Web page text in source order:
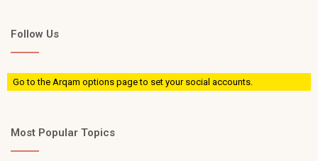
Follow Us
Go to the Arqam options page to set your social accounts.
Most Popular Topics